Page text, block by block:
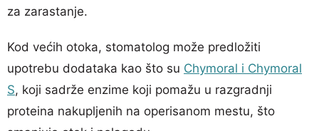
za zarastanje.
Kod većih otoka, stomatolog može predložiti
upotrebu dodataka kao što su Chymoral i Chymoral
S, koji sadrže enzime koji pomažu u razgradnji
proteina nakupljenih na operisanom mestu, što